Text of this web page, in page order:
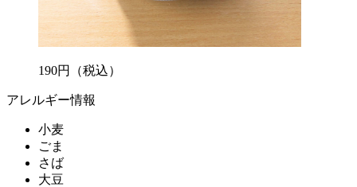
190円 （税込）
アレルギー情報
小麦
ごま
さば
大豆